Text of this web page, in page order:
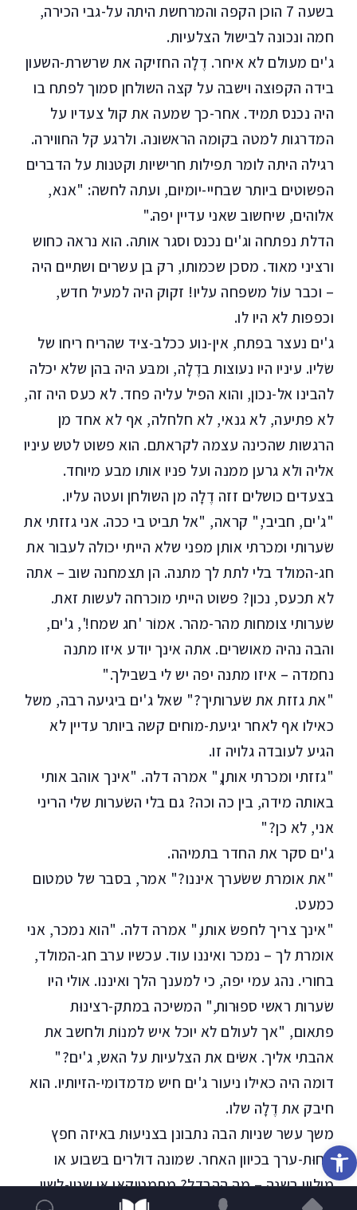
פתח סרגל נגישות
בשעה 7 הוכן הקפה והמרחשת היתה על-גבי הכירה,
חמה ונכונה לבישול הצלעיות.
ג'ים מעולם לא איחר. דֶלָה החזיקה את שרשרת-השעון
בידה הקפוּצה וישבה על קצה השולחן סמוך לפתח בו
היה נכנס תמיד. אחר-כך שמעה את קול צעדיו על
המדרגות למטה בקומה הראשונה. ולרגע קל החווירה.
רגילה היתה לומר תפילות חרישיות וקטנות על הדברים
הפשוטים ביותר שבחיי-יומיום, ועתה לחשה: "אנא,
אלוהים, שיחשוב שאני עדיין יפה."
הדלת נפתחה וג'ים נכנס וסגר אותה. הוא נראה כחוש
ורציני מאוד. מסכן שכמותו, רק בן עשרים ושתיים היה
– וכבר עוֹל משפחה עליו! זקוק היה למעיל חדש,
וכפפות לא היו לו.
ג'ים נעצר בפתח, אין-נוע ככלב-ציד שהריח ריחו של
שׂליו. עיניו היו נעוצות בדֶלָה, ומבּע היה בהן שלא יכלה
להבינו אל-נכון, והוא הפיל עליה פחד. לא כעס היה זה,
לא פתיעה, לא גנאי, לא חלחלה, אף לא אחד מן
הרגשות שהכינה עצמה לקראתם. הוא פשוט לטש עיניו
אליה ולא גרען ממנה ועל פניו אותו מבע מיוחד.
בצעדים כושלים זזה דֶלָה מן השולחן ועטה עליו.
"ג'ים, חביבי," קראה, "אל תביט בי ככה. אני גזזתי את
שׂערותי ומכרתי אותן מפני שלא הייתי יכולה לעבור את
חג-המולד בלי לתת לך מתנה. הן תצמחנה שוב – אתה
לא תכעס, נכון? פשוט הייתי מוכרחה לעשות זאת.
שׂערותי צומחות מהר-מהר. אמוֹר 'חג שמח!', ג'ים,
והבה נהיה מאושרים. אתה אינך יודע איזו מתנה
נחמדה – איזו מתנה יפה יש לי בשבילך."
"את גזזת את שׂערותיך?" שאל ג'ים ביגיעה רבה, משל
כאילו אף לאחר יגיעת-מוחים קשה ביותר עדיין לא
הגיע לעובדה גלויה זו.
"גזזתי ומכרתי אותן," אמרה דלה. "אינך אוהב אותי
באותה מידה, בין כה וכה? גם בלי השׂערות שלי הריני
אני, לא כן?"
ג'ים סקר את החדר בתמיהה.
"את אומרת ששׂערך איננו?" אמר, בסבר של טמטום
כמעט.
"אינך צריך לחפשׂ אותו," אמרה דלה. "הוא נמכר, אני
אומרת לך – נמכר ואיננו עוד. עכשיו ערב חג-המולד,
בחורי. נהג עמי יפה, כי למענך הלך ואיננו. אולי היו
שׂערות ראשי ספוּרות," המשיכה במתק-רצינוּת
פתאום, "אך לעולם לא יוכל איש למנוֹת ולחשב את
אהבתי אליך. אשׂים את הצלעיות על האש, ג'ים?"
דומה היה כאילו ניעור ג'ים חיש מדמדומי-הזיותיו. הוא
חיבק את דֶלָה שלו.
משך עשר שניות הבה נתבונן בצניעוּת באיזה חפץ
פחוּת-ערך בכיוון האחר. שמונה דולרים בשבוע או
מיליון בשנה – מה ההבדל? מתמטיקאי או שנון-לשון